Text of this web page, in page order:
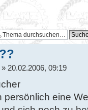
» 20.02.2006, 09:19
persönlich eine